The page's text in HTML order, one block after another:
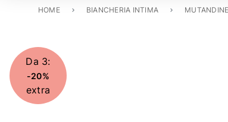
HOME BIANCHERIA INTIMA MUTANDINE
SLIP «AVERO»
Da 3:
-20%
extra